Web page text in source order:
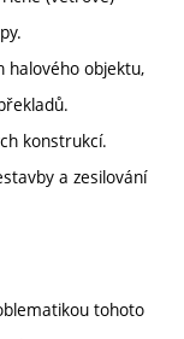
halového objektu,
konstrukcí.
a zesilování
tohoto